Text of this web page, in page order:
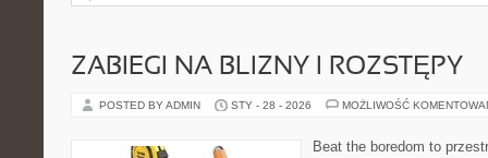
ZABIEGI NA BLIZNY I ROZSTĘPY
POSTED BY ADMIN STY - 28 - 2026 MOŻLIWOŚĆ
Beat the boredom to